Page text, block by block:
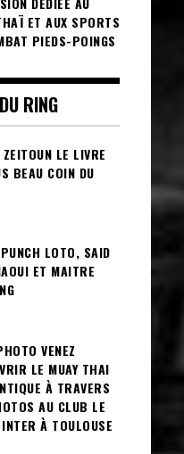
ET AUX SPORTS
PIEDS-POINGS
RING
LE LIVRE
BEAU COIN DU
LOTO, SAID
ET MAITRE
VENEZ
LE MUAY THAI
À TRAVERS
AU CLUB LE
À TOULOUSE